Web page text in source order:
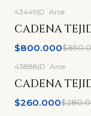
-6%
43449|D´Arce
CADENA
$800.000
-7%OFF
43888|D´Arce
CADENA
$260.000